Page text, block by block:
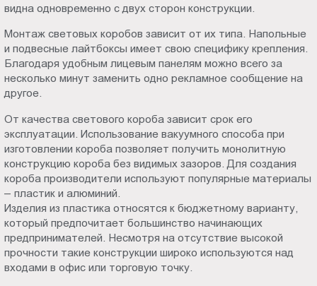
видна одновременно с двух сторон конструкции.
Монтаж световых коробов зависит от их типа. Напольные
и подвесные лайтбоксы имеет свою специфику крепления.
Благодаря удобным лицевым панелям можно всего за
несколько минут заменить одно рекламное сообщение на
другое.
От качества светового короба зависит срок его
эксплуатации. Использование вакуумного способа при
изготовлении короба позволяет получить монолитную
конструкцию короба без видимых зазоров. Для создания
короба производители используют популярные материалы
– пластик и алюминий.
Изделия из пластика относятся к бюджетному варианту,
который предпочитает большинство начинающих
предпринимателей. Несмотря на отсутствие высокой
прочности такие конструкции широко используются над
входами в офис или торговую точку.